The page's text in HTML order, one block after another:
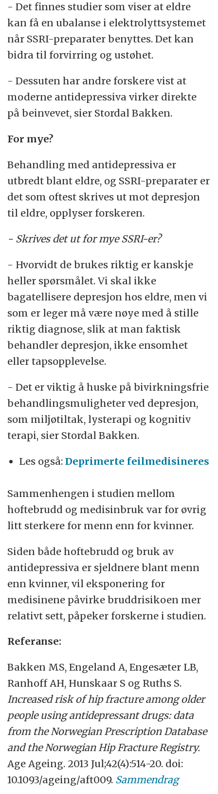
- Det finnes studier som viser at eldre
kan få en ubalanse i elektrolyttsystemet
når SSRI-preparater benyttes. Det kan
bidra til forvirring og ustøhet.
- Dessuten har andre forskere vist at
moderne antidepressiva virker direkte
på beinvevet, sier Stordal Bakken.
For mye?
Behandling med antidepressiva er
utbredt blant eldre, og SSRI-preparater er
det som oftest skrives ut mot depresjon
til eldre, opplyser forskeren.
- Skrives det ut for mye SSRI-er?
- Hvorvidt de brukes riktig er kanskje
heller spørsmålet. Vi skal ikke
bagatellisere depresjon hos eldre, men vi
som er leger må være nøye med å stille
riktig diagnose, slik at man faktisk
behandler depresjon, ikke ensomhet
eller tapsopplevelse.
- Det er viktig å huske på bivirkningsfrie
behandlingsmuligheter ved depresjon,
som miljøtiltak, lysterapi og kognitiv
terapi, sier Stordal Bakken.
Les også:Deprimerte feilmedisineres
Sammenhengen i studien mellom
hoftebrudd og medisinbruk var for øvrig
litt sterkere for menn enn for kvinner.
Siden både hoftebrudd og bruk av
antidepressiva er sjeldnere blant menn
enn kvinner, vil eksponering for
medisinene påvirke bruddrisikoen mer
relativt sett, påpeker forskerne i studien.
Referanse:
Bakken MS, Engeland A, Engesæter LB,
Ranhoff AH, Hunskaar S og Ruths S.
Increased risk of hip fracture among older
people using antidepressant drugs: data
from the Norwegian Prescription Database
and the Norwegian Hip Fracture Registry.
Age Ageing. 2013 Jul;42(4):514-20. doi:
10.1093/ageing/aft009. Sammendrag